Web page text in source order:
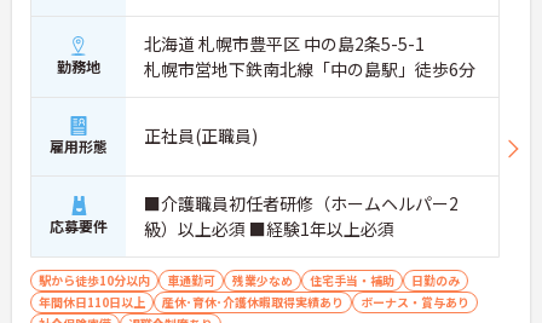
勤務地
北海道 札幌市豊平区 中の島2条5-5-1
札幌市営地下鉄南北線「中の島駅」徒歩6分
雇用形態 正社員(正職員)
応募要件
■介護職員初任者研修（ホームヘルパー2
級）以上必須 ■経験1年以上必須
駅から徒歩10分以内 車通勤可 残業少なめ 住宅手当・補助
日勤のみ
年間休日110日以上
産休･育休･介護休暇取得実績あり
ボーナス・賞与あり